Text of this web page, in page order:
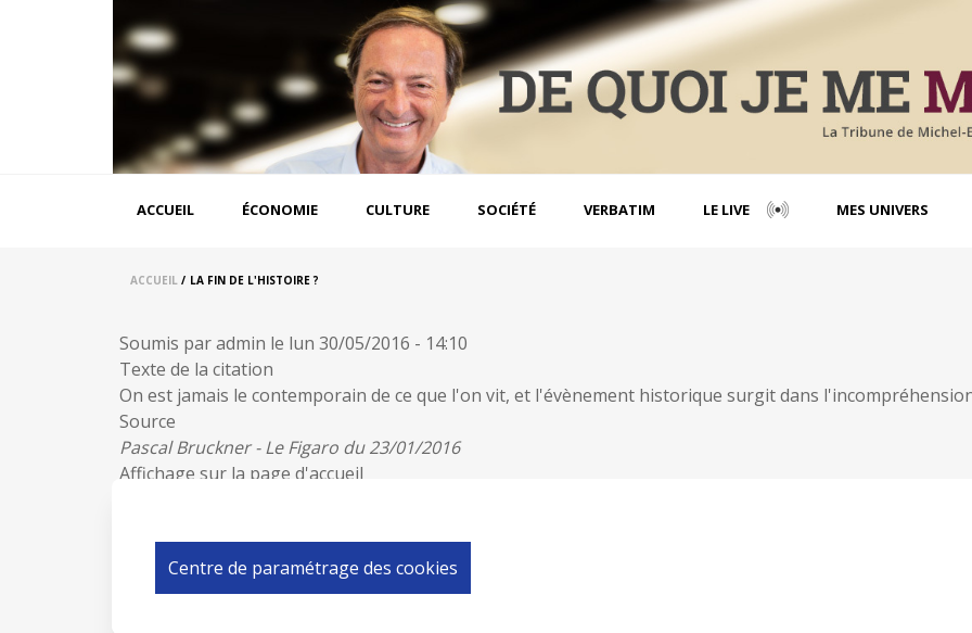
principale
ACCUEIL ÉCONOMIE CULTURE SOCIÉTÉ VERBATIM LE LIVE MES UNIVERS
ACCUEIL/ LA FIN DE L'HISTOIRE ?
Soumis paradmin le lun 30/05/2016 - 14:10
Texte de la citation
On est jamais le contemporain de ce que l'on vit, et l'évènement historique surgit dans
Source
Pascal Bruckner - Le Figaro du 23/01/2016
Affichage sur la page d'accueil
Centre de paramétrage des cookies